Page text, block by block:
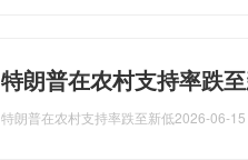
特朗普在农村支持率跌
特朗普在农村支持率跌至新低2026-06-